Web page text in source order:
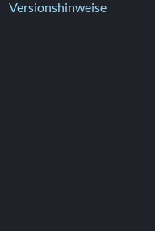
Versionshinweise